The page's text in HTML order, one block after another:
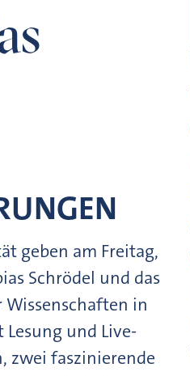
geben am Freitag,
Schrödel und das
Wissenschaften in
und Live-
zwei faszinierende